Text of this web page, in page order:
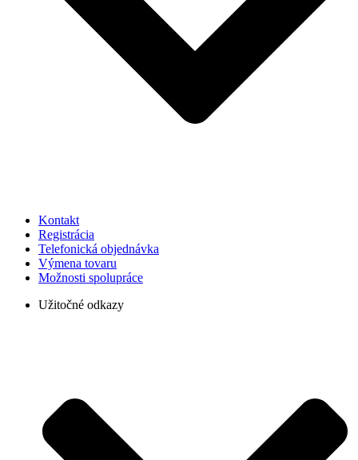
Kontakt
Registrácia
Telefonická objednávka
Výmena tovaru
Možnosti spolupráce
Užitočné odkazy